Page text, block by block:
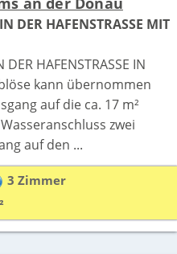
DER HAFENSTRASSE MIT
HAFENSTRASSE IN
kann übernommen
auf die ca. 17 m²
zwei
auf den ...
3 Zimmer